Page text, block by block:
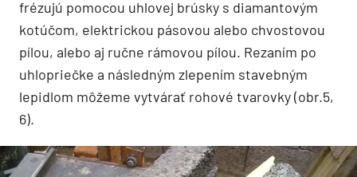
frézujú pomocou uhlovej brúsky s diamantovým
kotúčom, elektrickou pásovou alebo chvostovou
pílou, alebo aj ručne rámovou pílou. Rezaním po
uhlopriečke a následným zlepením stavebným
lepidlom môžeme vytvárať rohové tvarovky (obr.5,
6).